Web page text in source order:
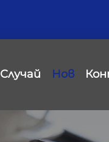
Случай Нов